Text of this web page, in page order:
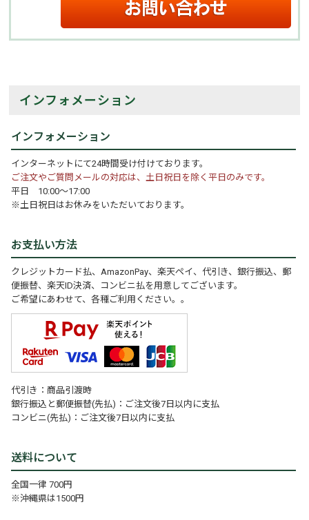
インフォメーション
インフォメーション
インターネットにて24時間受け付けております。
ご注文やご質問メールの対応は、土日祝日を除く平日のみです。
平日 10:00～17:00
※土日祝日はお休みをいただいております。
お支払い方法
クレジットカード払、AmazonPay、楽天ペイ、代引き、銀行振込、郵
便振替、楽天ID決済、コンビニ払を用意してございます。
ご希望にあわせて、各種ご利用ください。。
代引き：商品引渡時
銀行振込と郵便振替(先払)：ご注文後7日以内に支払
コンビニ(先払)：ご注文後7日以内に支払
送料について
全国一律 700円
※沖縄県は1500円